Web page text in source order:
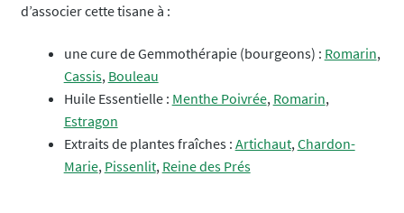
d’associer cette tisane à :
une cure de Gemmothérapie (bourgeons) : Romarin,
Cassis, Bouleau
Huile Essentielle : Menthe Poivrée, Romarin,
Estragon
Extraits de plantes fraîches : Artichaut,Chardon-
Marie, Pissenlit, Reine des Prés